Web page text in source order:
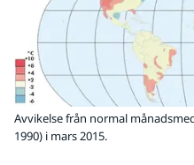
Avvikelse från normal
1990) i mars 2015.